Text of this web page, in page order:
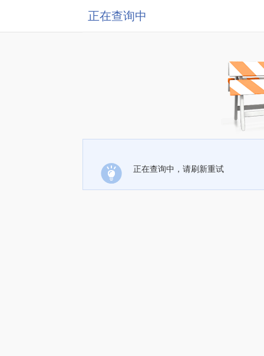
正在查询中
正在查询中，请刷新重试